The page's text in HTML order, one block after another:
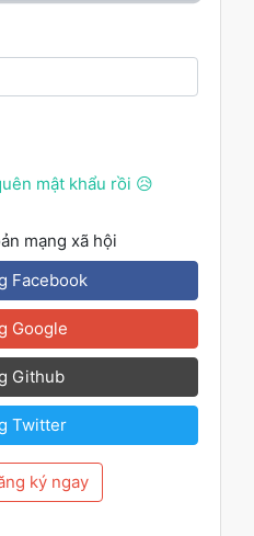
mật khẩu rồi 😥
mạng xã hội
Facebook
Google
Github
Twitter
ký ngay